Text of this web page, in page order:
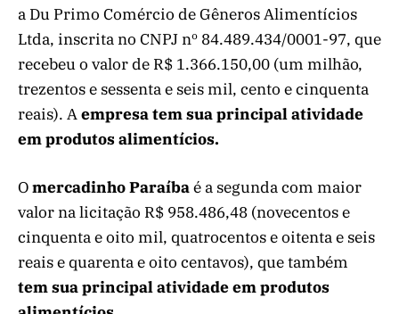
a Du Primo Comércio de Gêneros Alimentícios
Ltda, inscrita no CNPJ nº 84.489.434/0001-97, que
recebeu o valor de R$ 1.366.150,00 (um milhão,
trezentos e sessenta e seis mil, cento e cinquenta
reais). Aempresa tem sua principal atividade
em produtos alimentícios.
Omercadinho Paraíbaé a segunda com maior
valor na licitação R$ 958.486,48 (novecentos e
cinquenta e oito mil, quatrocentos e oitenta e seis
reais e quarenta e oito centavos), que também
tem sua principal atividade em produtos